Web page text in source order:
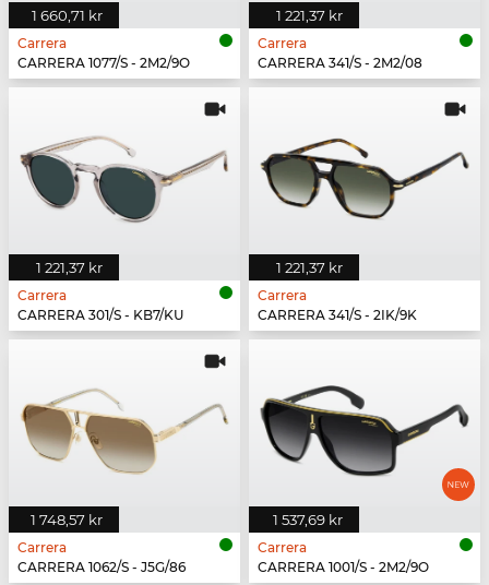
1 660,71 kr
Carrera
CARRERA 1077/S - 2M2/9O
1 221,37 kr
Carrera
CARRERA 341/S - 2M2/08
1 221,37 kr
Carrera
CARRERA 301/S - KB7/KU
1 221,37 kr
Carrera
CARRERA 341/S - 2IK/9K
1 748,57 kr
Carrera
CARRERA 1062/S - J5G/86
1 537,69 kr
Carrera
CARRERA 1001/S - 2M2/9O